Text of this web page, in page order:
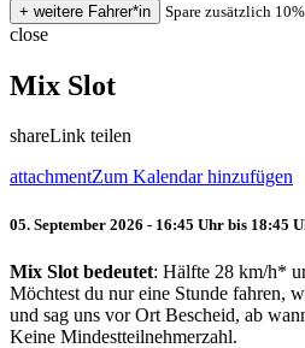
Spare zusätzlich
close
Mix Slot
shareLink teilen
attachmentZum Kalendar hinzufügen
05. September 2026 - 16:45 Uhr bis 18:45
Mix Slot bedeutet: Hälfte 28 km/h*
Möchtest du nur eine Stunde fahren,
und sag uns vor Ort Bescheid, ab
Keine Mindestteilnehmerzahl.